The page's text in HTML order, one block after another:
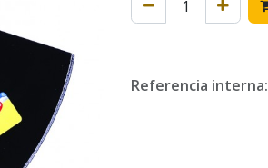
Referencia interna: